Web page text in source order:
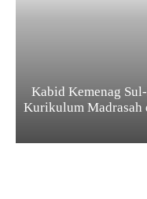
Kabid Kemenag
Kurikulum Madrasah